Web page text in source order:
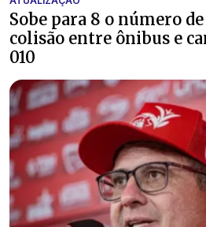
Sobe para 8 o número
colisão entre ônibus e
010